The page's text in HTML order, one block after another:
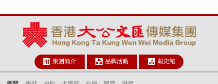
集團簡介 品牌活動 報史館